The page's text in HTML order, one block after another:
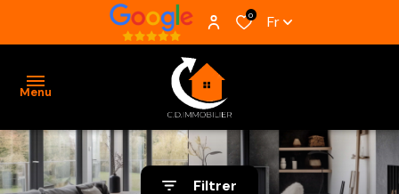
0 Fr
Menu
ACCUEIL
Filtrer